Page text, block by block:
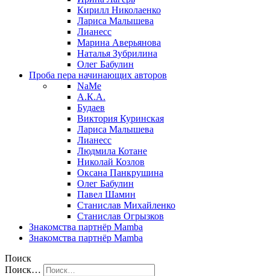
Кирилл Николаенко
Лариса Малышева
Лианесс
Марина Аверьянова
Наталья Зубрилина
Олег Бабулин
Проба пера начинающих авторов
NaMe
А.К.А.
Будаев
Виктория Куринская
Лариса Малышева
Лианесс
Людмила Котане
Николай Козлов
Оксана Панкрушина
Олег Бабулин
Павел Шамин
Станислав Михайленко
Станислав Огрызков
Знакомства партнёр Mamba
Знакомства партнёр Mamba
Поиск
Поиск…